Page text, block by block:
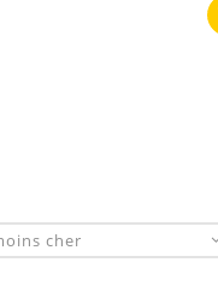
cher